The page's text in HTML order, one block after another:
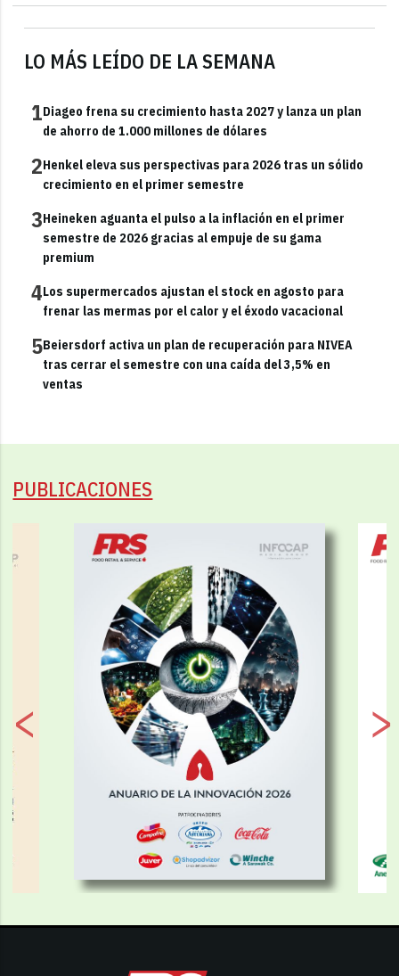
LO MÁS LEÍDO DE LA SEMANA
1Diageo frena su crecimiento hasta 2027 y lanza un plan
de ahorro de 1.000 millones de dólares
2Henkel eleva sus perspectivas para 2026 tras un sólido
crecimiento en el primer semestre
3Heineken aguanta el pulso a la inflación en el primer
semestre de 2026 gracias al empuje de su gama
premium
4Los supermercados ajustan el stock en agosto para
frenar las mermas por el calor y el éxodo vacacional
5Beiersdorf activa un plan de recuperación para NIVEA
tras cerrar el semestre con una caída del 3,5% en
ventas
PUBLICACIONES